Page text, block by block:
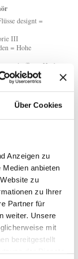
Über Cookies
Anzeigen zu
anbieten
zu
zu Ihrer
Partner für
weiter. Unsere
mit
bereitgestellt
designt =
III
= Hohe
und offenes Heck
+ Hochdruckboden)
Ventilschlüssel und
mit jeweils 3
(3.6PSI)
Roberts-Ventil
(10PSI)